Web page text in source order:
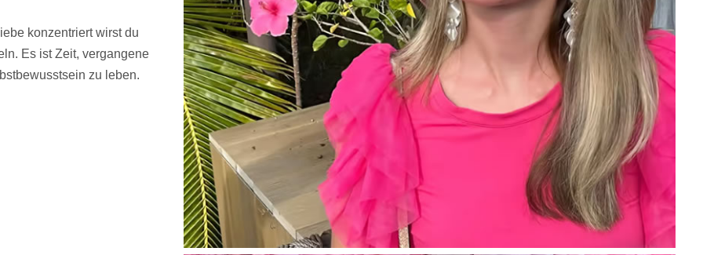
konzentriert wirst du
Es ist Zeit, vergangene
zu leben.